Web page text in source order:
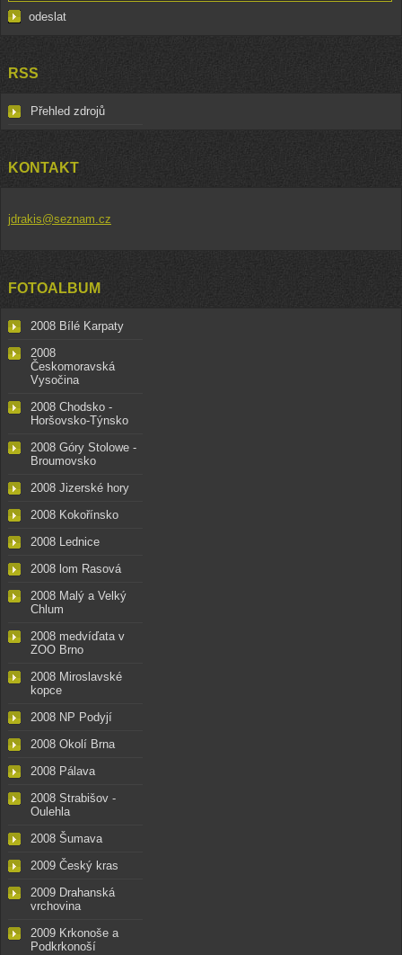
RSS
Přehled zdrojů
KONTAKT
jdrakis@seznam.cz
FOTOALBUM
2008 Bílé Karpaty
2008
Českomoravská
Vysočina
2008 Chodsko -
Horšovsko-Týnsko
2008 Góry Stolowe -
Broumovsko
2008 Jizerské hory
2008 Kokořínsko
2008 Lednice
2008 lom Rasová
2008 Malý a Velký
Chlum
2008 medvíďata v
ZOO Brno
2008 Miroslavské
kopce
2008 NP Podyjí
2008 Okolí Brna
2008 Pálava
2008 Strabišov -
Oulehla
2008 Šumava
2009 Český kras
2009 Drahanská
vrchovina
2009 Krkonoše a
Podkrkonoší